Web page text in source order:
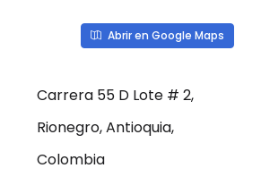
Abrir en Google Maps
Carrera 55 D Lote # 2,
Rionegro, Antioquia,
Colombia